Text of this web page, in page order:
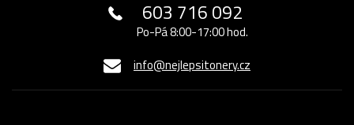
603 716 092
Po-Pá 8:00-17:00 hod.
info@nejlepsitonery.cz